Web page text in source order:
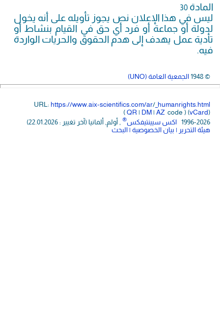
المادة 30
ليس في هذا الإعلان نص يجوز تأويله على أنه يخول
لدولة أو جماعة أو فرد أي حق في القيام بنشاط أو
تأدية عمل يهدف إلى هدم الحقوق والحريات الواردة
فيه.
© 1948 الجمعية العامة (UNO)
URL: https://www.aix-scientifics.com/ar/ _humanrights.html
(QR | DM | AZ code ) (vCard)
1996-2026 اكس سيينتيفكس®
, أولم, ألمانيا (آخر تغيير : 22.01.2026)
هيئة التحرير | بيان الخصوصية | البحث